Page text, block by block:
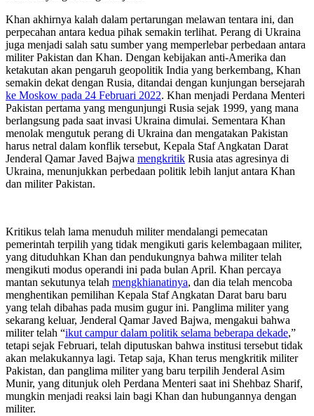
Khan akhirnya kalah dalam pertarungan melawan tentara ini, dan
perpecahan antara kedua pihak semakin terlihat. Perang di Ukraina
juga menjadi salah satu sumber yang memperlebar perbedaan antara
militer Pakistan dan Khan. Dengan kebijakan anti-Amerika dan
ketakutan akan pengaruh geopolitik India yang berkembang, Khan
semakin dekat dengan Rusia, ditandai dengan kunjungan bersejarah
ke Moskow pada 24 Februari 2022. Khan menjadi Perdana Menteri
Pakistan pertama yang mengunjungi Rusia sejak 1999, yang mana
berlangsung pada saat invasi Ukraina dimulai. Sementara Khan
menolak mengutuk perang di Ukraina dan mengatakan Pakistan
harus netral dalam konflik tersebut, Kepala Staf Angkatan Darat
Jenderal Qamar Javed Bajwa mengkritik Rusia atas agresinya di
Ukraina, menunjukkan perbedaan politik lebih lanjut antara Khan
dan militer Pakistan.
Kritikus telah lama menuduh militer mendalangi pemecatan
pemerintah terpilih yang tidak mengikuti garis kelembagaan militer,
yang dituduhkan Khan dan pendukungnya bahwa militer telah
mengikuti modus operandi ini pada bulan April. Khan percaya
mantan sekutunya telah mengkhianatinya, dan dia telah mencoba
menghentikan pemilihan Kepala Staf Angkatan Darat baru baru
yang telah dibahas pada musim gugur ini. Panglima militer yang
sekarang keluar, Jenderal Qamar Javed Bajwa, mengakui bahwa
militer telah “ikut campur dalam politik selama beberapa dekade,”
tetapi sejak Februari, telah diputuskan bahwa institusi tersebut tidak
akan melakukannya lagi. Tetap saja, Khan terus mengkritik militer
Pakistan, dan panglima militer yang baru terpilih Jenderal Asim
Munir, yang ditunjuk oleh Perdana Menteri saat ini Shehbaz Sharif,
mungkin menjadi reaksi lain bagi Khan dan hubungannya dengan
militer.